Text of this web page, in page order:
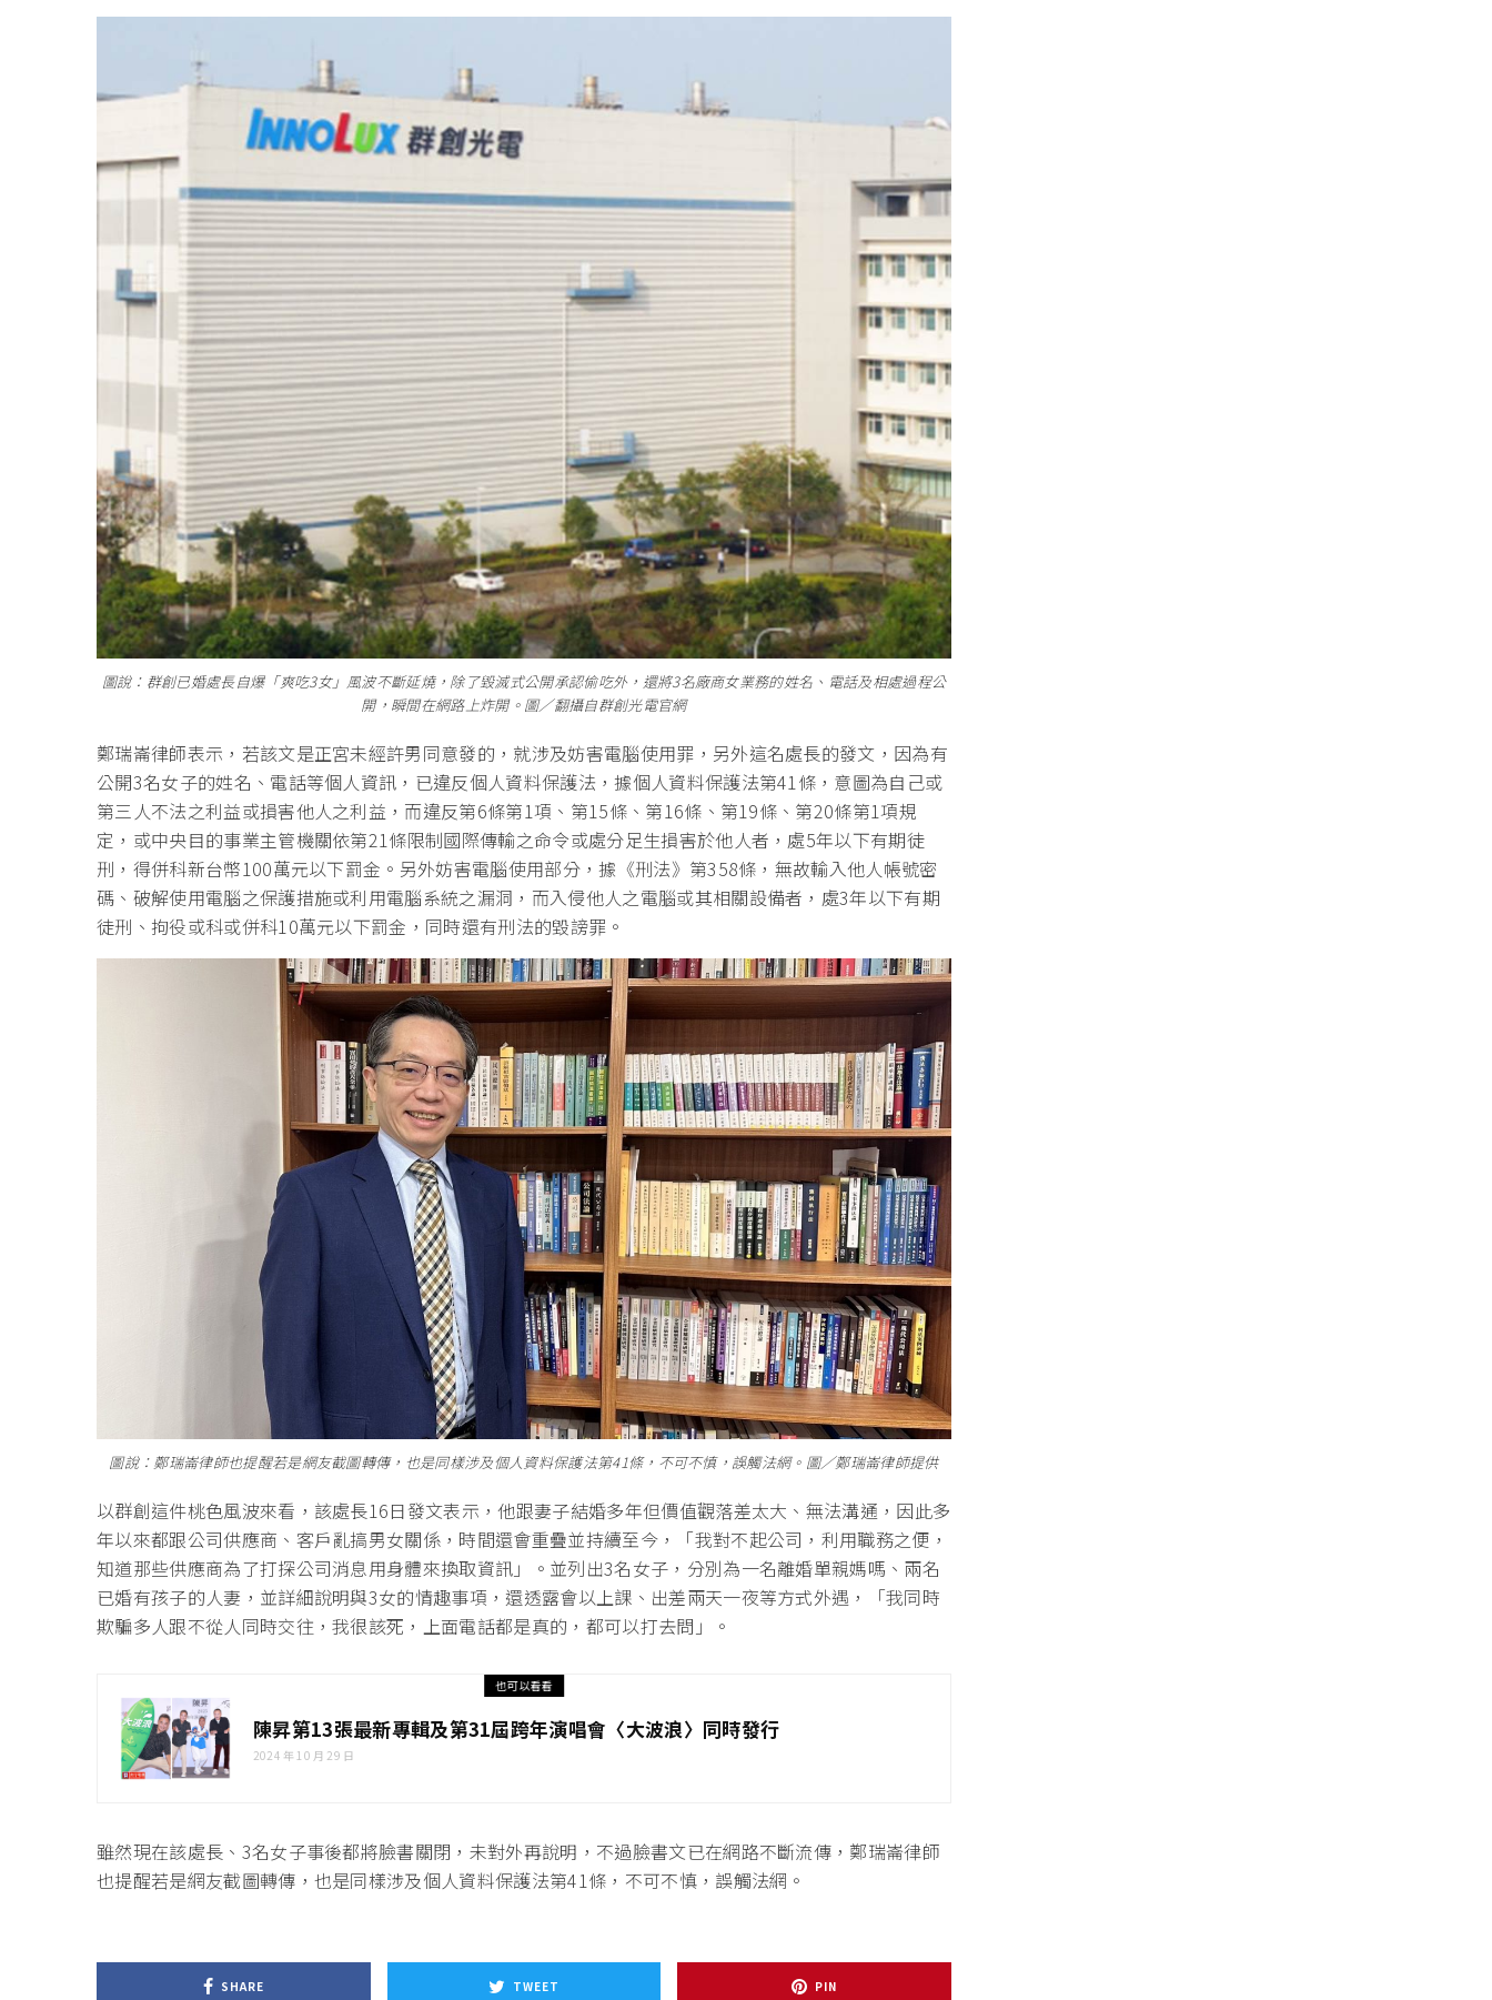
圖說：群創已婚處長自爆「爽吃3女」風波不斷延燒，除了毀滅式公開承認偷吃外，還將3名廠商女業務的姓名、電話及相處過程公
開，瞬間在網路上炸開。圖／翻攝自群創光電官網
鄭瑞崙律師表示，若該文是正宮未經許男同意發的，就涉及妨害電腦使用罪，另外這名處長的發文，因為有
公開3名女子的姓名、電話等個人資訊，已違反個人資料保護法，據個人資料保護法第41條，意圖為自己或
第三人不法之利益或損害他人之利益，而違反第6條第1項、第15條、第16條、第19條、第20條第1項規
定，或中央目的事業主管機關依第21條限制國際傳輸之命令或處分足生損害於他人者，處5年以下有期徒
刑，得併科新台幣100萬元以下罰金。另外妨害電腦使用部分，據《刑法》第358條，無故輸入他人帳號密
碼、破解使用電腦之保護措施或利用電腦系統之漏洞，而入侵他人之電腦或其相關設備者，處3年以下有期
徒刑、拘役或科或併科10萬元以下罰金，同時還有刑法的毀謗罪。
圖說：鄭瑞崙律師也提醒若是網友截圖轉傳，也是同樣涉及個人資料保護法第41條，不可不慎，誤觸法網。圖／鄭瑞崙律師提供
以群創這件桃色風波來看，該處長16日發文表示，他跟妻子結婚多年但價值觀落差太大、無法溝通，因此多
年以來都跟公司供應商、客戶亂搞男女關係，時間還會重疊並持續至今，「我對不起公司，利用職務之便，
知道那些供應商為了打探公司消息用身體來換取資訊」。並列出3名女子，分別為一名離婚單親媽嗎、兩名
已婚有孩子的人妻，並詳細說明與3女的情趣事項，還透露會以上課、出差兩天一夜等方式外遇，「我同時
欺騙多人跟不從人同時交往，我很該死，上面電話都是真的，都可以打去問」。
也可以看看
陳昇第13張最新專輯及第31屆跨年演唱會〈大波浪〉同時發行
2024 年 10 月 29 日
雖然現在該處長、3名女子事後都將臉書關閉，未對外再說明，不過臉書文已在網路不斷流傳，鄭瑞崙律師
也提醒若是網友截圖轉傳，也是同樣涉及個人資料保護法第41條，不可不慎，誤觸法網。
SHARE TWEET PIN